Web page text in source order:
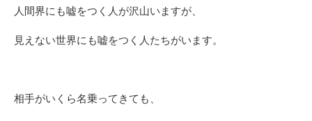
人間界にも嘘をつく人が沢山いますが、
見えない世界にも嘘をつく人たちがいます。
相手がいくら名乗ってきても、